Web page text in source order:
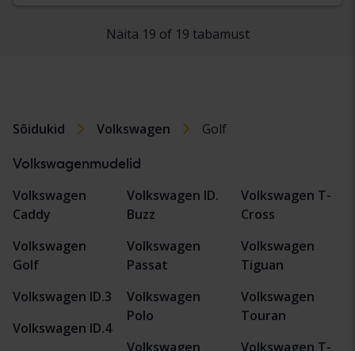
Näita 19 of 19 tabamust
Sõidukid Volkswagen Golf
Volkswagenmudelid
Volkswagen
Caddy
Volkswagen
Golf
Volkswagen ID.3
Volkswagen ID.4
Volkswagen ID.
Buzz
Volkswagen
Passat
Volkswagen
Polo
Volkswagen
Volkswagen T-
Cross
Volkswagen
Tiguan
Volkswagen
Touran
Volkswagen T-